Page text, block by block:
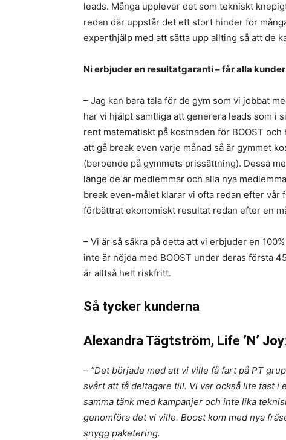
leads. Många upplever det som tekniskt
redan där uppstår det ett stort hinder för
experthjälp med att sätta upp allting så att de
Ni erbjuder en resultatgaranti – får alla
– Jag kan bara tala för de gym som vi jobbat
har vi hjälpt samtliga att generera leads som i
rent matematiskt på kostnaden för BOOST
att gå break even varje månad så är gymmet
(beroende på gymmets prissättning). Dessa
länge de är medlemmar och alla nya
break even-målet klarar vi ofta redan efter vår
förbättrat ekonomiskt resultat redan efter en
– Vi är så säkra på detta att vi erbjuder en
inte är nöjda med BOOST under deras första
är alltså helt riskfritt.
Så tycker kunderna
Alexandra Tägtström, Life ’N’ Joy:
– ”Det började med att vi ville få fart på PT
svårt att få deltagare till. Vi var också lite fast i
samma tänk med kampanjer och inte lika
genomföra det vi ville. Boost kom med nya
snygg paketering.